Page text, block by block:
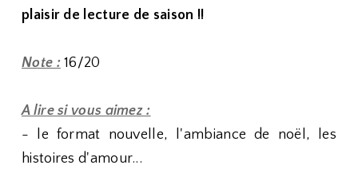
plaisir de lecture de saison !!
Note : 16/20
A lire si vous aimez :
- le format nouvelle, l'ambiance de noël, les
histoires d'amour...